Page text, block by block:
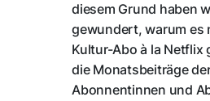
diesem Grund haben
gewundert, warum es
Kultur-Abo à la Netflix
die Monatsbeiträge
Abonnentinnen und